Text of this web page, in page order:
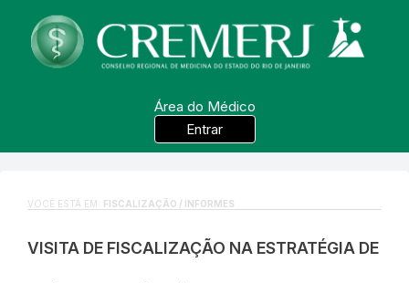
Área do Médico
Entrar
VOCÊ ESTÁ EM: FISCALIZAÇÃO / INFORMES
VISITA DE FISCALIZAÇÃO NA ESTRATÉGIA DE